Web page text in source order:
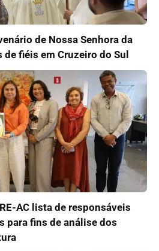
de Nossa Senhora da
fiéis em Cruzeiro do Sul
AC lista de responsáveis
para fins de análise dos